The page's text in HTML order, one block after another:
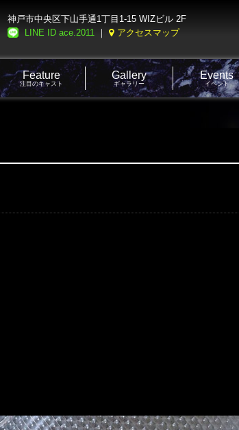
神戸市中央区下山手通1丁目1-15 WIZビル 2F
LINE ID ace.2011 ｜ アクセスマップ
Feature
注目のキャスト
Gallery
ギャラリー
Events
イベント